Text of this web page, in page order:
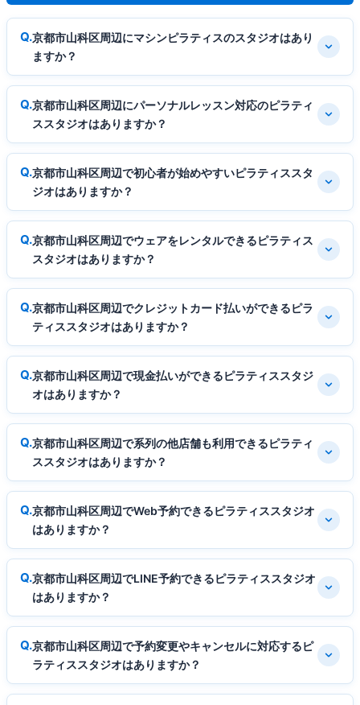
京都市山科区周辺にマシンピラティスのスタジオはあり
ますか？
京都市山科区周辺にパーソナルレッスン対応のピラティ
ススタジオはありますか？
京都市山科区周辺で初心者が始めやすいピラティススタ
ジオはありますか？
京都市山科区周辺でウェアをレンタルできるピラティス
スタジオはありますか？
京都市山科区周辺でクレジットカード払いができるピラ
ティススタジオはありますか？
京都市山科区周辺で現金払いができるピラティススタジ
オはありますか？
京都市山科区周辺で系列の他店舗も利用できるピラティ
ススタジオはありますか？
京都市山科区周辺でWeb予約できるピラティススタジオ
はありますか？
京都市山科区周辺でLINE予約できるピラティススタジオ
はありますか？
京都市山科区周辺で予約変更やキャンセルに対応するピ
ラティススタジオはありますか？